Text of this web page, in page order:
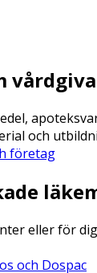
och
företag
eller för
och Dospac